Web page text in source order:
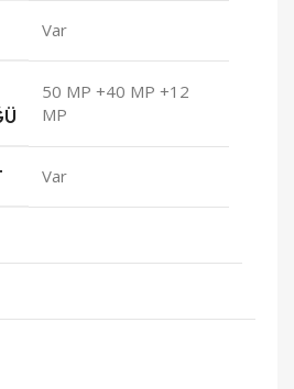
Var
50 MP +40 MP +12
MP
Var